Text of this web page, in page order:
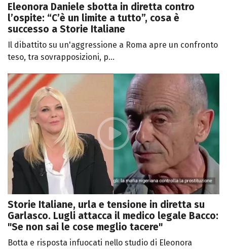
Eleonora Daniele sbotta in diretta contro
l’ospite: “C’è un limite a tutto”, cosa è
successo a Storie Italiane
Il dibattito su un'aggressione a Roma apre un confronto
teso, tra sovrapposizioni, p...
Storie Italiane, urla e tensione in diretta su
Garlasco. Lugli attacca il medico legale Bacco:
"Se non sai le cose meglio tacere"
Botta e risposta infuocati nello studio di Eleonora